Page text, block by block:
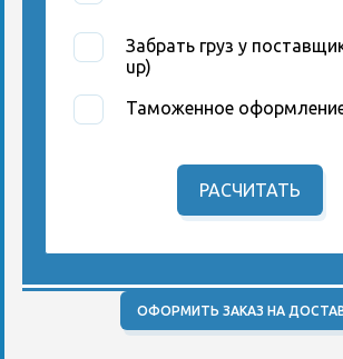
Забрать груз у
up)
Таможенное
РАСЧИТАТЬ
ОФОРМИТЬ ЗАКАЗ НА